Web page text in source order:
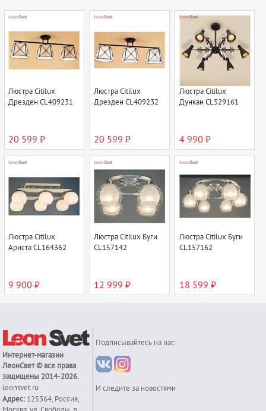
Люстра Citilux
Дрезден CL409231
20 599 ₽
Люстра Citilux
Дрезден CL409232
20 599 ₽
Люстра Citilux
Дункан CL529161
4 990 ₽
Люстра Citilux
Ариста CL164362
9 900 ₽
Люстра Citilux Буги
CL157142
12 999 ₽
Люстра Citilux Буги
CL157162
18 599 ₽
Интернет-магазин
ЛеонСвет© все права
защищены 2014-2026.
leonsvet.ru
Адрес: 125364,Россия,
Подписывайтесь на нас:
И следите за новостями